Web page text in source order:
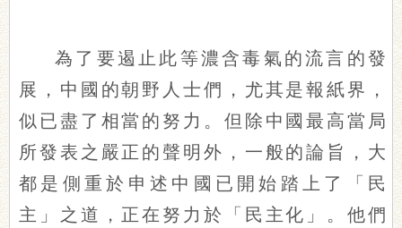
為了要遏止此等濃含毒氣的流言的發
展，中國的朝野人士們，尤其是報紙界，
似已盡了相當的努力。但除中國最高當局
所發表之嚴正的聲明外，一般的論旨，大
都是側重於申述中國已開始踏上了「民
主」之道，正在努力於「民主化」。他們